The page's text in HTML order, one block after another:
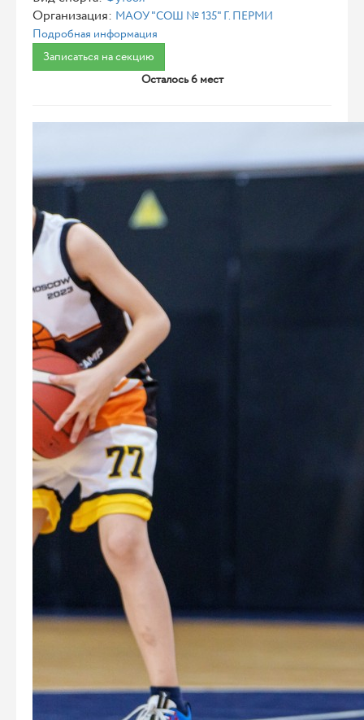
Организация: МАОУ "СОШ № 135" Г. ПЕРМИ
Подробная информация
Записаться на секцию
Осталось 6 мест